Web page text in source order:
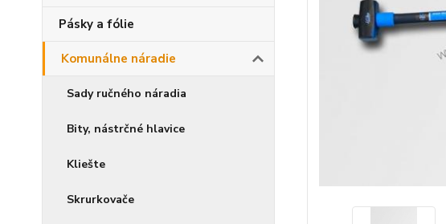
Pásky a fólie
Komunálne náradie
Sady ručného náradia
Bity, nástrčné hlavice
Kliešte
Skrurkovače